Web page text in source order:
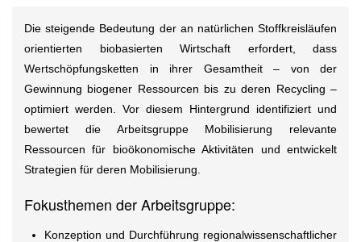
Die steigende Bedeutung der an natürlichen Stoffkreisläufen
orientierten biobasierten Wirtschaft erfordert, dass
Wertschöpfungsketten in ihrer Gesamtheit – von der
Gewinnung biogener Ressourcen bis zu deren Recycling –
optimiert werden. Vor diesem Hintergrund identifiziert und
bewertet die Arbeitsgruppe Mobilisierung relevante
Ressourcen für bioökonomische Aktivitäten und entwickelt
Strategien für deren Mobilisierung.
Fokusthemen der Arbeitsgruppe:
Konzeption und Durchführung regionalwissenschaftlicher